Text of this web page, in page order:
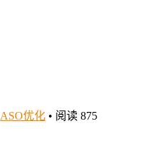
ASO优化 • 阅读 875